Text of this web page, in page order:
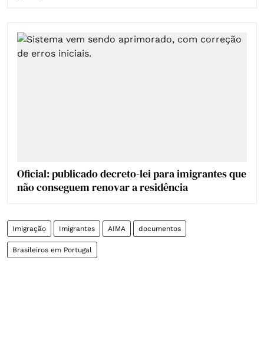
Oficial: publicado decreto-lei para imigrantes que
não conseguem renovar a residência
Imigração Imigrantes AIMA documentos
Brasileiros em Portugal